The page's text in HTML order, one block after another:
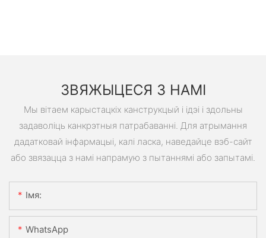
ЗВЯЖЫЦЕСЯ З НАМІ
Мы вітаем карыстацкіх канструкцый і ідэі і здольны
задаволіць канкрэтныя патрабаванні. Для атрымання
дадатковай інфармацыі, калі ласка, наведайце вэб-сайт
або звязацца з намі напрамую з пытаннямі або запытамі.
Імя:
WhatsApp